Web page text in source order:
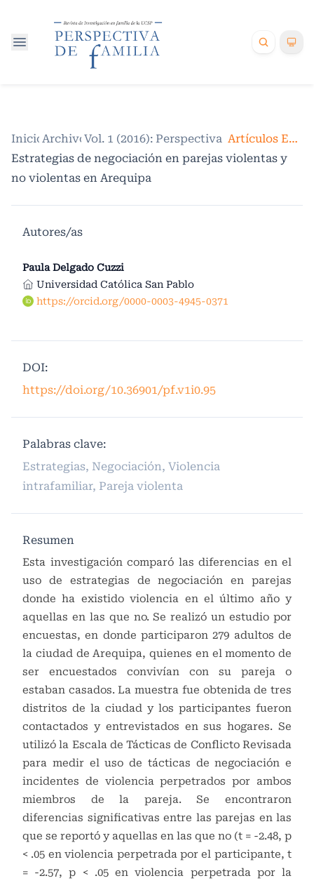
Inicio /
Archivos /
Vol. 1 (2016): Perspectiva de Familia /Artículos Empíricos
Estrategias de negociación en parejas violentas y
no violentas en Arequipa
Autores/as
Paula Delgado Cuzzi
Universidad Católica San Pablo
https://orcid.org/0000-0003-4945-0371
DOI:
https://doi.org/10.36901/pf.v1i0.95
Palabras clave:
Estrategias, Negociación, Violencia
intrafamiliar, Pareja violenta
Resumen
Esta investigación comparó las diferencias en el
uso de estrategias de negociación en parejas
donde ha existido violencia en el último año y
aquellas en las que no. Se realizó un estudio por
encuestas, en donde participaron 279 adultos de
la ciudad de Arequipa, quienes en el momento de
ser encuestados convivían con su pareja o
estaban casados. La muestra fue obtenida de tres
distritos de la ciudad y los participantes fueron
contactados y entrevistados en sus hogares. Se
utilizó la Escala de Tácticas de Conflicto Revisada
para medir el uso de tácticas de negociación e
incidentes de violencia perpetrados por ambos
miembros de la pareja. Se encontraron
diferencias significativas entre las parejas en las
que se reportó y aquellas en las que no (t = -2.48, p
< .05 en violencia perpetrada por el participante, t
= -2.57, p < .05 en violencia perpetrada por la